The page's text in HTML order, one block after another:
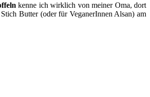
kenne ich wirklich von meiner Oma, dort
Butter (oder für VeganerInnen Alsan) am